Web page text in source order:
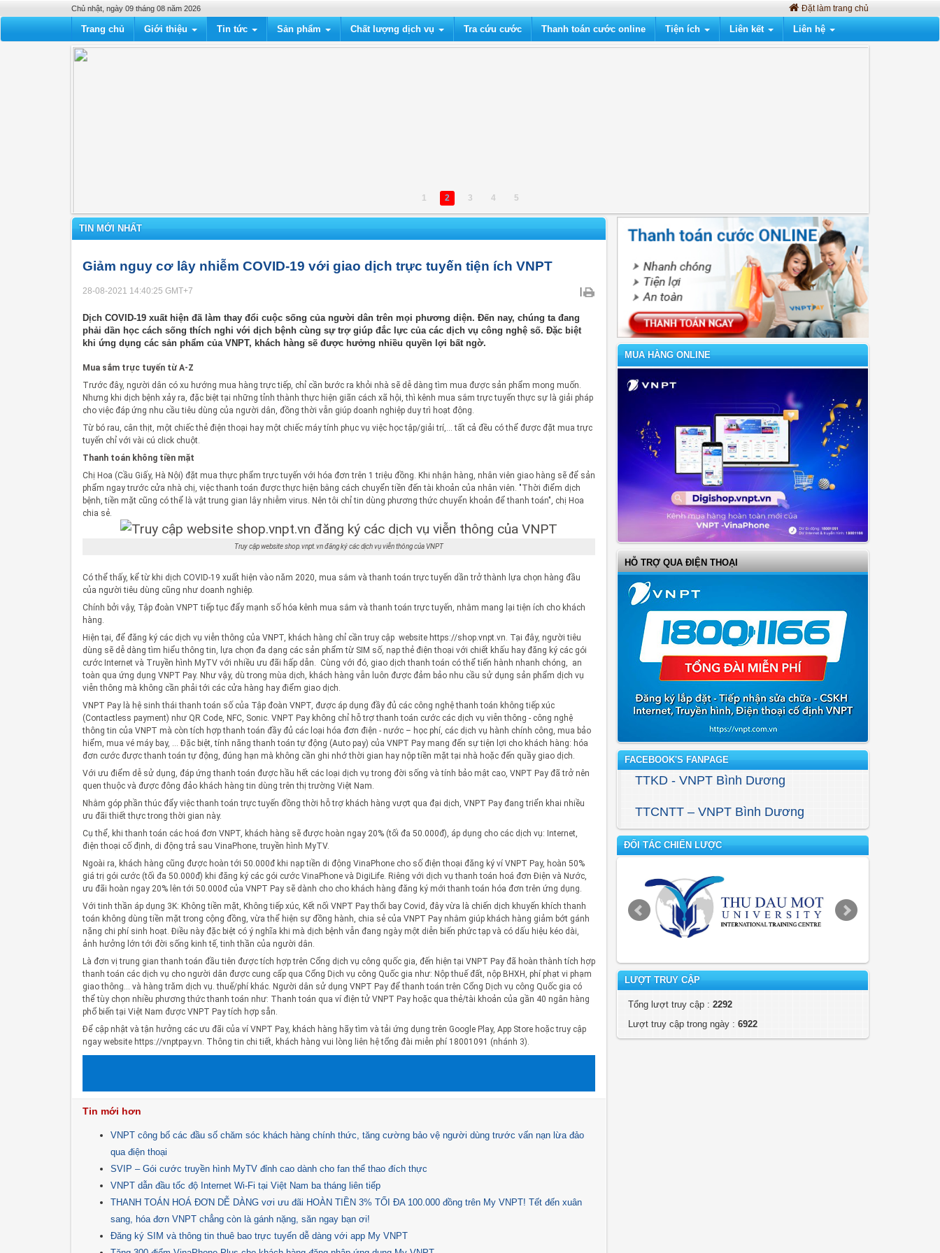
Chủ nhật, ngày 09 tháng 08 năm 2026 Đặt làm trang chủ
Trang chủ Giới thiệu Tin tức Sản phẩm Chất lượng dịch vụ Tra cứu cước Thanh toán cước online Tiện ích Liên kết Liên hệ
1 2 3 4 5
TIN MỚI NHẤT
Giảm nguy cơ lây nhiễm COVID-19 với giao dịch trực tuyến tiện ích VNPT
28-08-2021 14:40:25 GMT+7
Dịch COVID-19 xuất hiện đã làm thay đổi cuộc sống của người dân trên mọi phương diện. Đến nay, chúng ta đang
phải dần học cách sống thích nghi với dịch bệnh cùng sự trợ giúp đắc lực của các dịch vụ công nghệ số. Đặc biệt
khi ứng dụng các sản phẩm của VNPT, khách hàng sẽ được hưởng nhiều quyền lợi bất ngờ.
Mua sắm trực tuyến từ A-Z
Trước đây, người dân có xu hướng mua hàng trực tiếp, chỉ cần bước ra khỏi nhà sẽ dễ dàng tìm mua được sản phẩm mong muốn.
Nhưng khi dịch bệnh xảy ra, đặc biệt tại những tỉnh thành thực hiện giãn cách xã hội, thì kênh mua sắm trực tuyến thực sự là giải pháp
cho việc đáp ứng nhu cầu tiêu dùng của người dân, đồng thời vẫn giúp doanh nghiệp duy trì hoạt động.
Từ bó rau, cân thịt, một chiếc thẻ điện thoại hay một chiếc máy tính phục vụ việc học tập/giải trí,… tất cả đều có thể được đặt mua trực
tuyến chỉ với vài cú click chuột.
Thanh toán không tiền mặt
Chị Hoa (Cầu Giấy, Hà Nội) đặt mua thực phẩm trực tuyến với hóa đơn trên 1 triệu đồng. Khi nhận hàng, nhân viên giao hàng sẽ để sản
phẩm ngay trước cửa nhà chị, việc thanh toán được thực hiện bằng cách chuyển tiền đến tài khoản của nhân viên. "Thời điểm dịch
bệnh, tiền mặt cũng có thể là vật trung gian lây nhiễm virus. Nên tôi chỉ tin dùng phương thức chuyển khoản để thanh toán", chị Hoa
chia sẻ.
Truy cập website shop.vnpt.vn đăng ký các dịch vụ viễn thông của VNPT
Có thể thấy, kể từ khi dịch COVID-19 xuất hiện vào năm 2020, mua sắm và thanh toán trực tuyến dần trở thành lựa chọn hàng đầu
của người tiêu dùng cũng như doanh nghiệp.
Chính bởi vậy, Tập đoàn VNPT tiếp tục đẩy mạnh số hóa kênh mua sắm và thanh toán trực tuyến, nhằm mang lại tiện ích cho khách
hàng.
Hiện tại, để đăng ký các dịch vụ viễn thông của VNPT, khách hàng chỉ cần truy cập website https://shop.vnpt.vn. Tại đây, người tiêu
dùng sẽ dễ dàng tìm hiểu thông tin, lựa chọn đa dạng các sản phẩm từ SIM số, nạp thẻ điện thoại với chiết khấu hay đăng ký các gói
cước Internet và Truyền hình MyTV với nhiều ưu đãi hấp dẫn. Cùng với đó, giao dịch thanh toán có thể tiến hành nhanh chóng, an
toàn qua ứng dụng VNPT Pay. Như vậy, dù trong mùa dịch, khách hàng vẫn luôn được đảm bảo nhu cầu sử dụng sản phẩm dịch vụ
viễn thông mà không cần phải tới các cửa hàng hay điểm giao dịch.
VNPT Pay là hệ sinh thái thanh toán số của Tập đoàn VNPT, được áp dụng đầy đủ các công nghệ thanh toán không tiếp xúc
(Contactless payment) như QR Code, NFC, Sonic. VNPT Pay không chỉ hỗ trợ thanh toán cước các dịch vụ viễn thông - công nghệ
thông tin của VNPT mà còn tích hợp thanh toán đầy đủ các loại hóa đơn điện - nước – học phí, các dịch vụ hành chính công, mua bảo
hiểm, mua vé máy bay, … Đặc biệt, tính năng thanh toán tự động (Auto pay) của VNPT Pay mang đến sự tiện lợi cho khách hàng: hóa
đơn cước được thanh toán tự động, đúng hạn mà không cần ghi nhớ thời gian hay nộp tiền mặt tại nhà hoặc đến quầy giao dịch.
Với ưu điểm dễ sử dụng, đáp ứng thanh toán được hầu hết các loại dịch vụ trong đời sống và tính bảo mật cao, VNPT Pay đã trở nên
quen thuộc và được đông đảo khách hàng tin dùng trên thị trường Việt Nam.
Nhằm góp phần thúc đẩy việc thanh toán trực tuyến đồng thời hỗ trợ khách hàng vượt qua đại dịch, VNPT Pay đang triển khai nhiều
ưu đãi thiết thực trong thời gian này.
Cụ thể, khi thanh toán các hoá đơn VNPT, khách hàng sẽ được hoàn ngay 20% (tối đa 50.000đ), áp dụng cho các dịch vụ: Internet,
điện thoại cố định, di động trả sau VinaPhone, truyền hình MyTV.
Ngoài ra, khách hàng cũng được hoàn tới 50.000đ khi nạp tiền di động VinaPhone cho số điện thoại đăng ký ví VNPT Pay, hoàn 50%
giá trị gói cước (tối đa 50.000đ) khi đăng ký các gói cước VinaPhone và DigiLife. Riêng với dịch vụ thanh toán hoá đơn Điện và Nước,
ưu đãi hoàn ngay 20% lên tới 50.000đ của VNPT Pay sẽ dành cho cho khách hàng đăng ký mới thanh toán hóa đơn trên ứng dụng.
Với tinh thần áp dụng 3K: Không tiền mặt, Không tiếp xúc, Kết nối VNPT Pay thổi bay Covid, đây vừa là chiến dịch khuyến khích thanh
toán không dùng tiền mặt trong cộng đồng, vừa thể hiện sự đồng hành, chia sẻ của VNPT Pay nhằm giúp khách hàng giảm bớt gánh
nặng chi phí sinh hoạt. Điều này đặc biệt có ý nghĩa khi mà dịch bệnh vẫn đang ngày một diễn biến phức tạp và có dấu hiệu kéo dài,
ảnh hưởng lớn tới đời sống kinh tế, tinh thần của người dân.
Là đơn vị trung gian thanh toán đầu tiên được tích hợp trên Cổng dịch vụ công quốc gia, đến hiện tại VNPT Pay đã hoàn thành tích hợp
thanh toán các dịch vụ cho người dân được cung cấp qua Cổng Dịch vụ công Quốc gia như: Nộp thuế đất, nộp BHXH, phí phạt vi phạm
giao thông… và hàng trăm dịch vụ. thuế/phí khác. Người dân sử dụng VNPT Pay để thanh toán trên Cổng Dịch vụ công Quốc gia có
thể tùy chọn nhiều phương thức thanh toán như: Thanh toán qua ví điện tử VNPT Pay hoặc qua thẻ/tài khoản của gần 40 ngân hàng
phổ biến tại Việt Nam được VNPT Pay tích hợp sẵn.
Để cập nhật và tận hưởng các ưu đãi của ví VNPT Pay, khách hàng hãy tìm và tải ứng dụng trên Google Play, App Store hoặc truy cập
ngay website https://vnptpay.vn. Thông tin chi tiết, khách hàng vui lòng liên hệ tổng đài miễn phí 18001091 (nhánh 3).
Tin mới hơn
VNPT công bố các đầu số chăm sóc khách hàng chính thức, tăng cường bảo vệ người dùng trước vấn nạn lừa đảo
qua điện thoại
SVIP – Gói cước truyền hình MyTV đỉnh cao dành cho fan thể thao đích thực
VNPT dẫn đầu tốc độ Internet Wi-Fi tại Việt Nam ba tháng liên tiếp
THANH TOÁN HOÁ ĐƠN DỄ DÀNG vơi ưu đãi HOÀN TIỀN 3% TỐI ĐA 100.000 đồng trên My VNPT! Tết đến xuân
sang, hóa đơn VNPT chẳng còn là gánh nặng, săn ngay bạn ơi!
Đăng ký SIM và thông tin thuê bao trực tuyến dễ dàng với app My VNPT
MUA HÀNG ONLINE
HỖ TRỢ QUA ĐIỆN THOẠI
FACEBOOK'S FANPAGE
TTKD - VNPT Bình Dương
TTCNTT – VNPT Bình Dương
ĐỐI TÁC CHIẾN LƯỢC
LƯỢT TRUY CẬP
Tổng lượt truy cập : 2292
Lượt truy cập trong ngày : 6922